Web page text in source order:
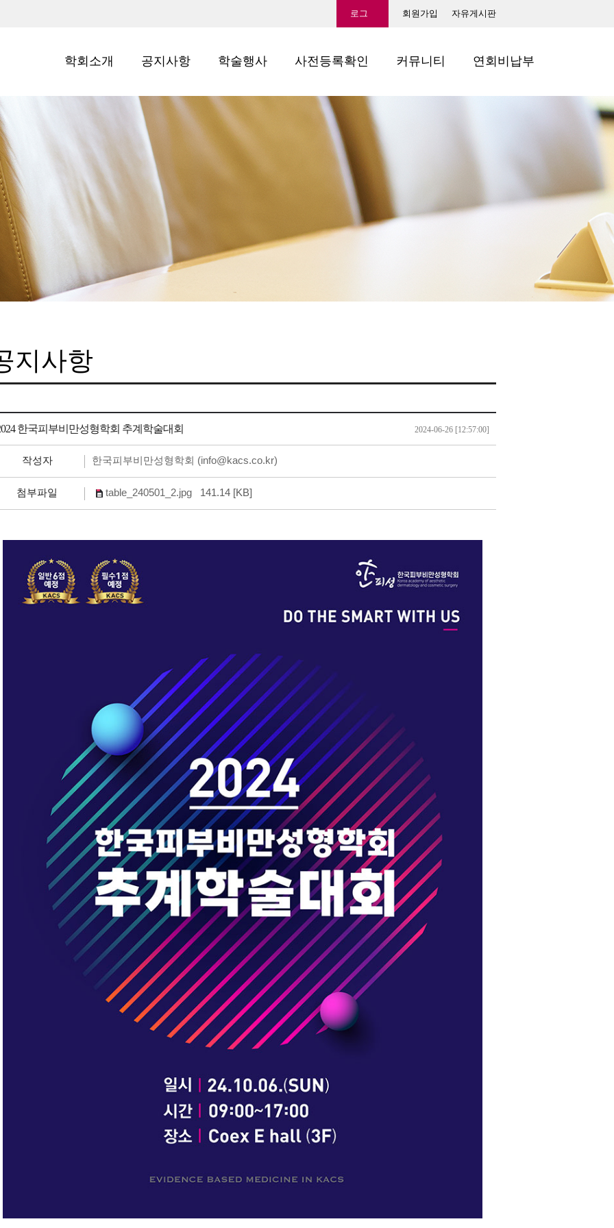
로그 회원가입 자유게시판
학회소개 공지사항 학술행사 사전등록확인 커뮤니티 연회비납부
지사항
한국피부비만성형학회 추계학술대회 2024-06-26 [12:57:00]
작성자 한국피부비만성형학회 (info@kacs.co.kr)
첨부파일 table_240501_2.jpg 141.14 [KB]